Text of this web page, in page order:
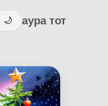
🌙 аура тот